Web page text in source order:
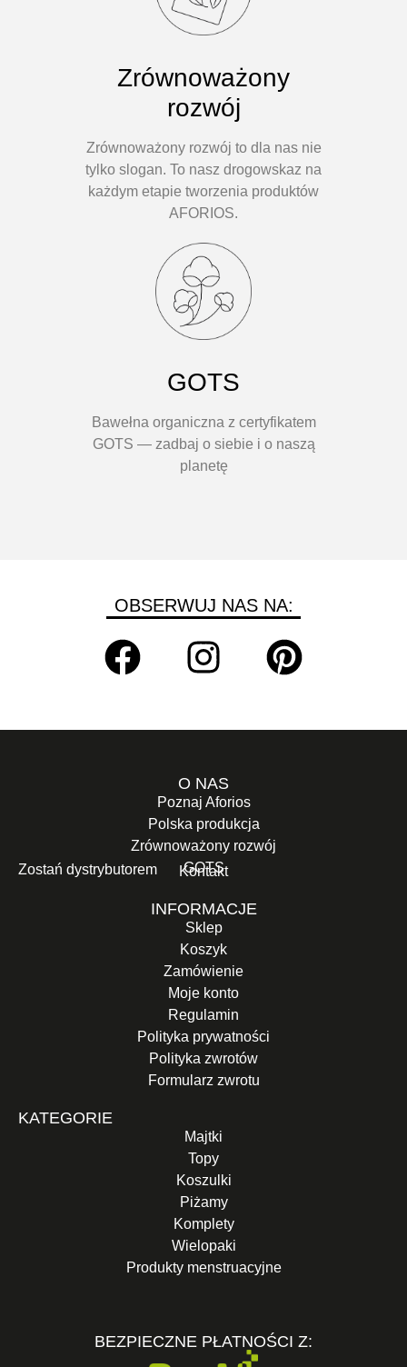
Zrównoważony
rozwój
Zrównoważony rozwój to dla nas nie
tylko slogan. To nasz drogowskaz na
każdym etapie tworzenia produktów
AFORIOS.
GOTS
Bawełna organiczna z certyfikatem
GOTS — zadbaj o siebie i o naszą
planetę
OBSERWUJ NAS NA:
O NAS
Poznaj Aforios
Polska produkcja
Zrównoważony rozwój
GOTS
Zostań dystrybutorem Kontakt
INFORMACJE
Sklep
Koszyk
Zamówienie
Moje konto
Regulamin
Polityka prywatności
Polityka zwrotów
Formularz zwrotu
KATEGORIE
Majtki
Topy
Koszulki
Piżamy
Komplety
Wielopaki
Produkty menstruacyjne
BEZPIECZNE PŁATNOŚCI Z: